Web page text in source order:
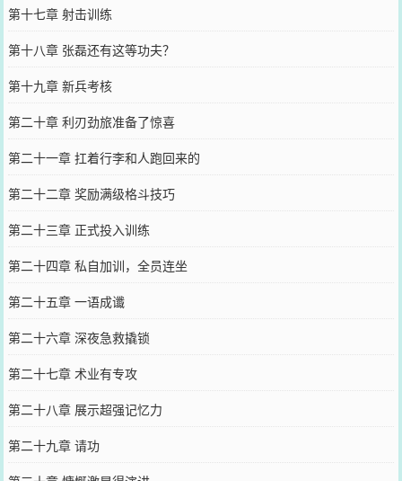
第十七章 射击训练
第十八章 张磊还有这等功夫？
第十九章 新兵考核
第二十章 利刃劲旅准备了惊喜
第二十一章 扛着行李和人跑回来的
第二十二章 奖励满级格斗技巧
第二十三章 正式投入训练
第二十四章 私自加训，全员连坐
第二十五章 一语成谶
第二十六章 深夜急救撬锁
第二十七章 术业有专攻
第二十八章 展示超强记忆力
第二十九章 请功